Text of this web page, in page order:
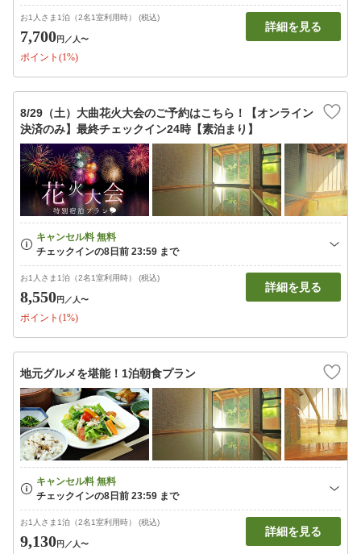
お1人さま1泊（2名1室利用時） (税込)
7,700円 ／人〜
ポイント(1%)
詳細を見る
8/29（土）大曲花火大会のご予約はこちら！【オンライン
決済のみ】最終チェックイン24時【素泊まり】
お1人さま1泊（2名1室利用時） (税込)
8,550円 ／人〜
ポイント(1%)
詳細を見る
地元グルメを堪能！1泊朝食プラン
お1人さま1泊（2名1室利用時） (税込)
9,130円 ／人〜
詳細を見る